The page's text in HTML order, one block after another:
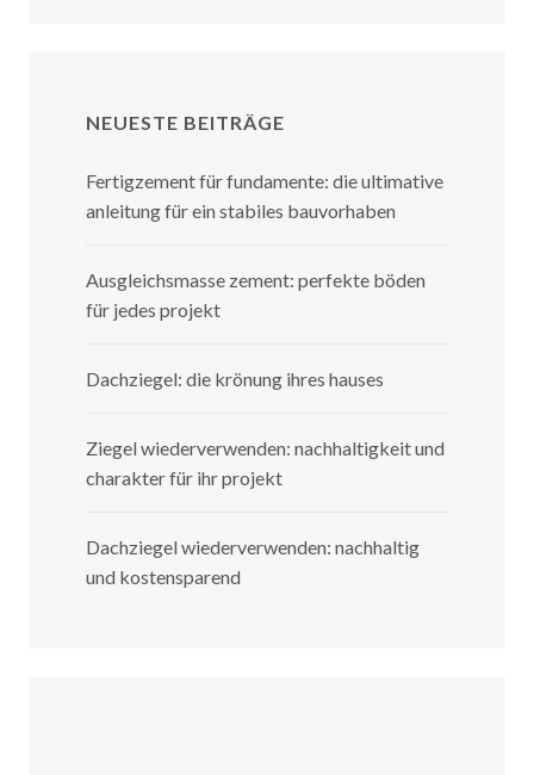
NEUESTE BEITRÄGE
Fertigzement für fundamente: die ultimative
anleitung für ein stabiles bauvorhaben
Ausgleichsmasse zement: perfekte böden
für jedes projekt
Dachziegel: die krönung ihres hauses
Ziegel wiederverwenden: nachhaltigkeit und
charakter für ihr projekt
Dachziegel wiederverwenden: nachhaltig
und kostensparend